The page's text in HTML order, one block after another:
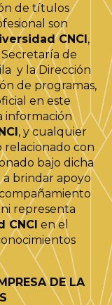
de títulos
son
CNCI,
de
y la Dirección
de programas,
en este
información
, y cualquier
relacionado con
bajo dicha
brindar apoyo
representa
CNCI en el
DE LA